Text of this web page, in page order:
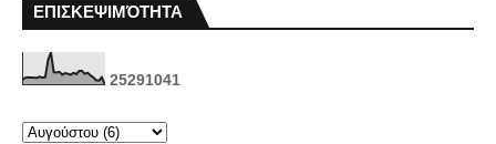
ΕΠΙΣΚΕΨΙΜΌΤΗΤΑ
25291041